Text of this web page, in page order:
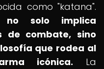
como "katana".
no solo implica
de combate, sino
que rodea al
icónica. La